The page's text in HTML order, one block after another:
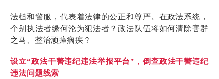
法槌和警服，代表着法律的公正和尊严。在政法系统，
个别执法者缘何沦为犯法者？政法队伍将如何清除害群
之马、整治顽瘴痼疾？
设立“政法干警违纪违法举报平台”，倒查政法干警违纪
违法问题线索